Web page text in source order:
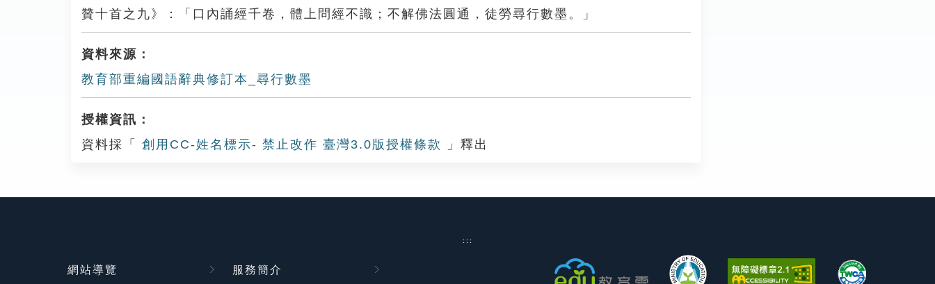
贊十首之九》：「口內誦經千卷，體上問經不識；不解佛法圓通，徒勞尋行數墨。」
資料來源：
教育部重編國語辭典修訂本_尋行數墨
授權資訊：
資料採「
創用CC-姓名標示- 禁止改作 臺灣3.0版授權條款 」釋出
:::
網站導覽 服務簡介